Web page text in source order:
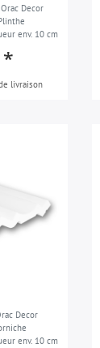
Decor
env. 10 cm
*
livraison
Decor
env. 10 cm